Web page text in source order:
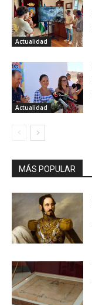
Actualidad
Actualidad
MÁS POPULAR